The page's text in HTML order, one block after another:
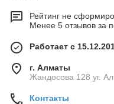
Рейтинг не
Менее 5 отзывов за
Работает с
г. Алматы
Жандосова 128 уг.
Контакты